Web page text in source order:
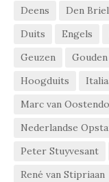
Deens
Den Briel
Duits
Engels
Geuzen
Hoogduits
Marc van
Nederlandse
Peter Stuyvesant
René van Stipriaan